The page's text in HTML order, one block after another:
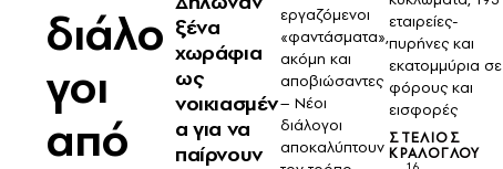
διάλο
γοι
από
ξένα
χωράφια
ως
νοικιασμέν
α για να
παίρνουν
εργαζόμενοι
«φαντάσματα»,
ακόμη και
αποβιώσαντες
– Νέοι
διάλογοι
αποκαλύπτουν
εταιρείες-
πυρήνες και
εκατομμύρια σε
φόρους και
εισφορές
ΣΤΈΛΙΟΣ
ΚΡΆΛΟΓΛΟΥ